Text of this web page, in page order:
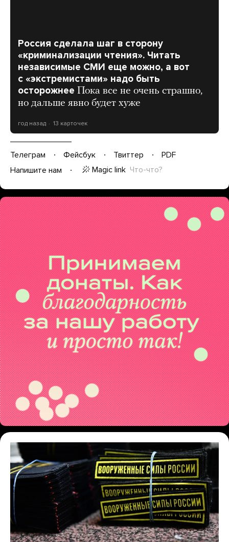
Россия сделала шаг в сторону
«криминализации чтения». Читать
независимые СМИ еще можно, а вот
с «экстремистами» надо быть
осторожнее Пока все не очень страшно,
но дальше явно будет хуже
год назад 13 карточек
Телеграм Фейсбук Твиттер
PDF
Напишите нам
Magic link Что-что?